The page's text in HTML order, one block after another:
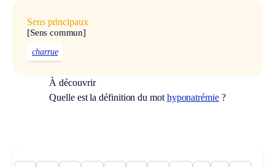
Sens principaux
[Sens commun]
charrue
À découvrir
Quelle est la définition du mot hyponatrémie?